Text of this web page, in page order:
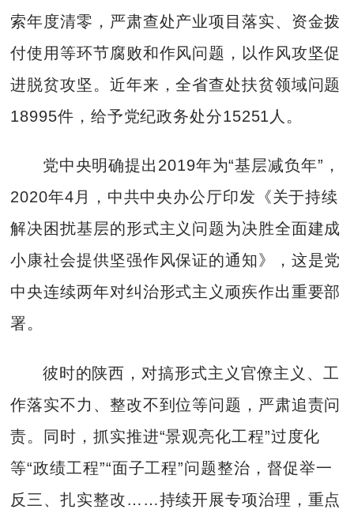
索年度清零，严肃查处产业项目落实、资金拨
付使用等环节腐败和作风问题，以作风攻坚促
进脱贫攻坚。近年来，全省查处扶贫领域问题
18995件，给予党纪政务处分15251人。
党中央明确提出2019年为“基层减负年”，
2020年4月，中共中央办公厅印发《关于持续
解决困扰基层的形式主义问题为决胜全面建成
小康社会提供坚强作风保证的通知》，这是党
中央连续两年对纠治形式主义顽疾作出重要部
署。
彼时的陕西，对搞形式主义官僚主义、工
作落实不力、整改不到位等问题，严肃追责问
责。同时，抓实推进“景观亮化工程”过度化
等“政绩工程”“面子工程”问题整治，督促举一
反三、扎实整改……持续开展专项治理，重点